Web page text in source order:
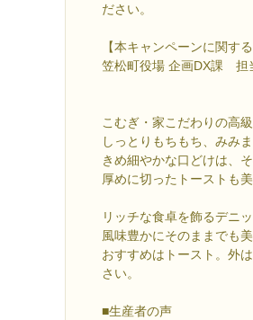
ださい。
【本キャンペーンに関す
笠松町役場 企画DX課 担
こむぎ・家こだわりの高
しっとりもちもち、みみ
きめ細やかな口どけは、
厚めに切ったトーストも美
リッチな食卓を飾るデニ
風味豊かにそのままでも
おすすめはトースト。外
さい。
■生産者の声